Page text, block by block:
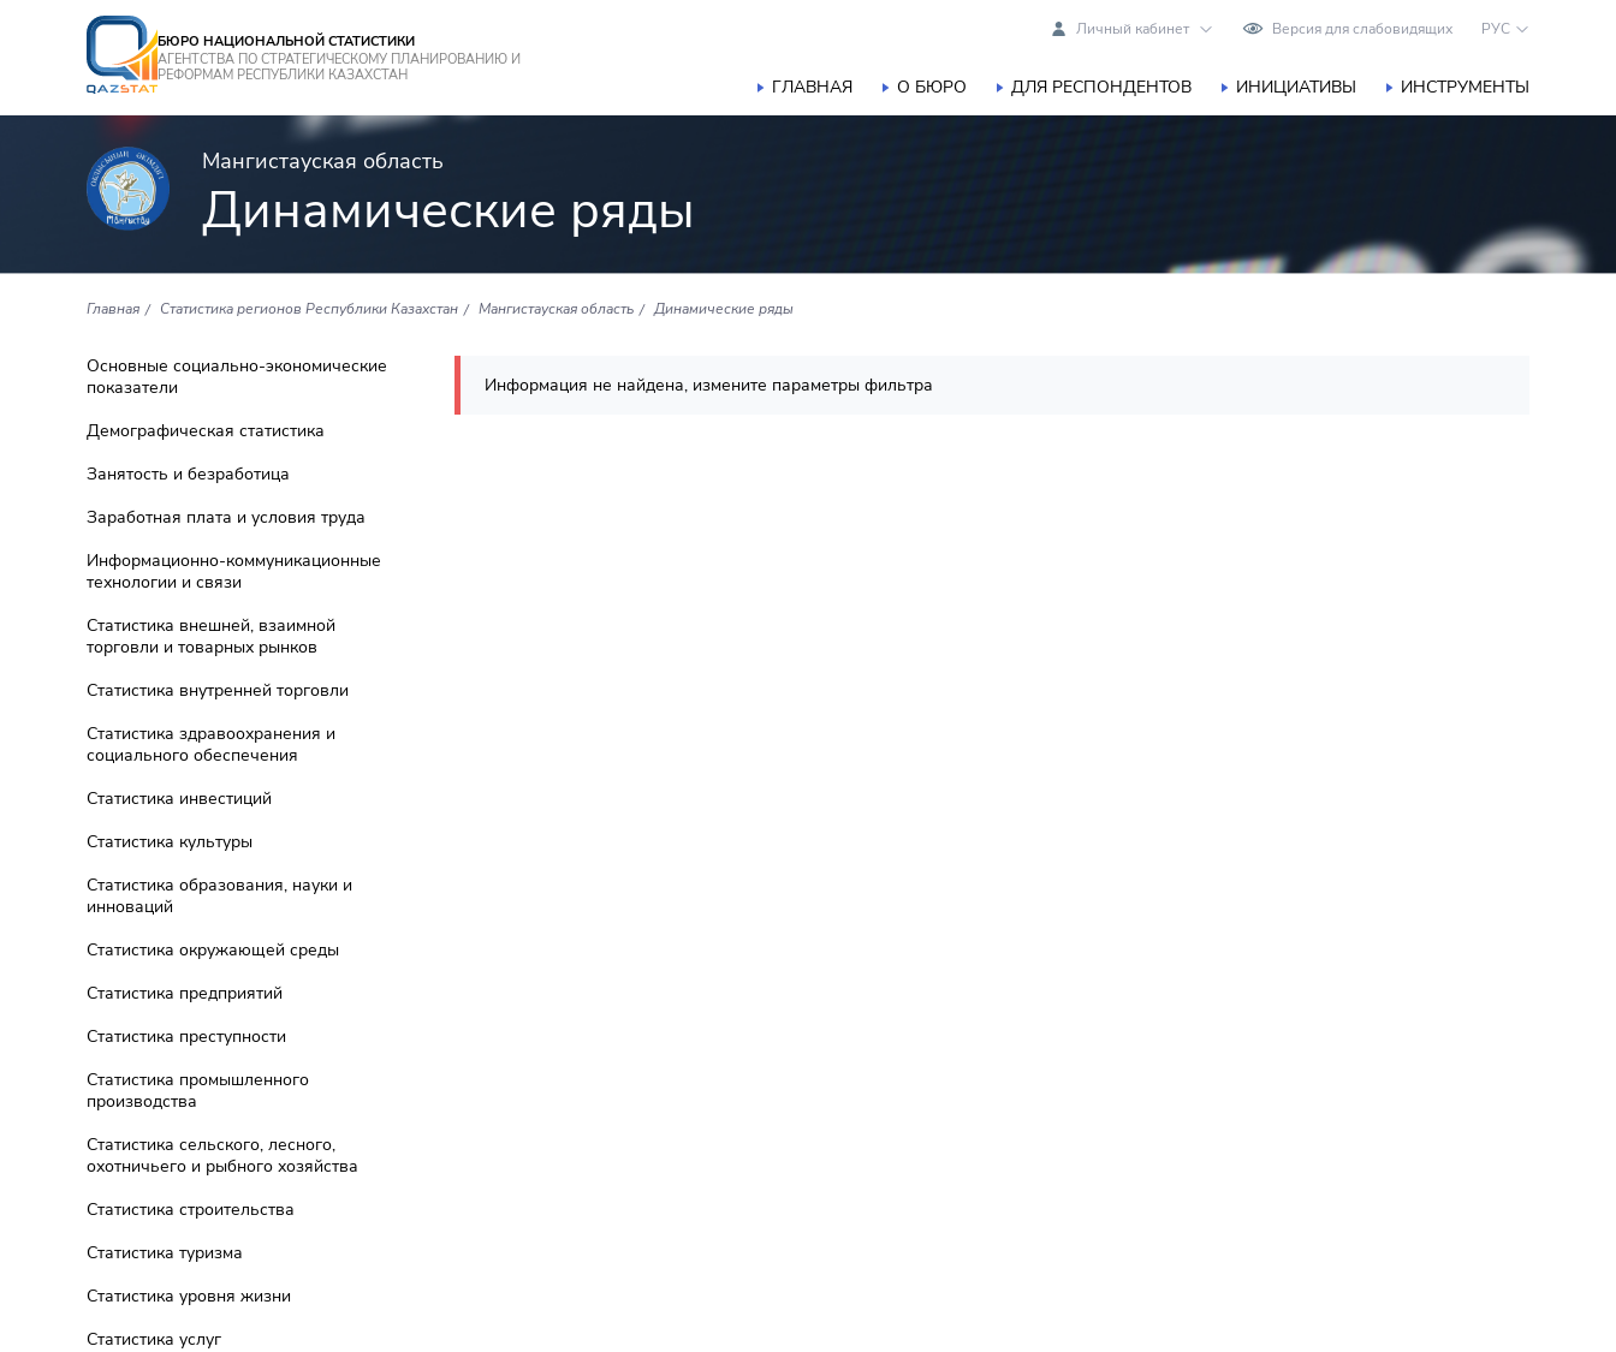
БЮРО НАЦИОНАЛЬНОЙ СТАТИСТИКИ
АГЕНТСТВА ПО СТРАТЕГИЧЕСКОМУ ПЛАНИРОВАНИЮ И
РЕФОРМАМ РЕСПУБЛИКИ КАЗАХСТАН
Личный кабинет Версия для слабовидящих РУС
ГЛАВНАЯ О БЮРО ДЛЯ РЕСПОНДЕНТОВ ИНИЦИАТИВЫ ИНСТРУМЕНТЫ
Мангистауская область
Динамические ряды
Главная Статистика регионов Республики Казахстан Мангистауская область Динамические ряды
Основные социально-экономические
показатели
Демографическая статистика
Занятость и безработица
Заработная плата и условия труда
Информационно-коммуникационные
технологии и связи
Статистика внешней, взаимной
торговли и товарных рынков
Статистика внутренней торговли
Статистика здравоохранения и
социального обеспечения
Статистика инвестиций
Статистика культуры
Статистика образования, науки и
инноваций
Статистика окружающей среды
Статистика предприятий
Статистика преступности
Статистика промышленного
производства
Статистика сельского, лесного,
охотничьего и рыбного хозяйства
Статистика строительства
Статистика туризма
Статистика уровня жизни
Статистика услуг
Информация не найдена, измените параметры фильтра